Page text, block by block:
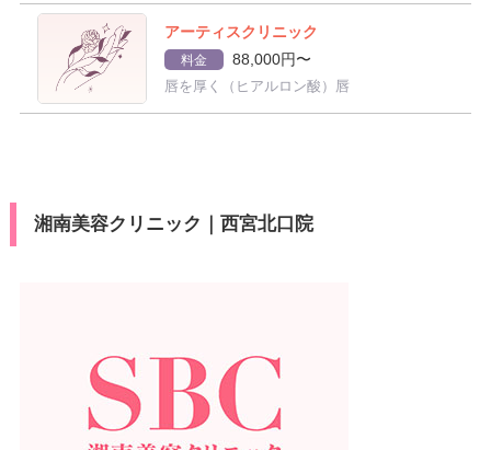
アーティスクリニック
料金 88,000円〜
唇を厚く（ヒアルロン酸）唇
湘南美容クリニック｜西宮北口院